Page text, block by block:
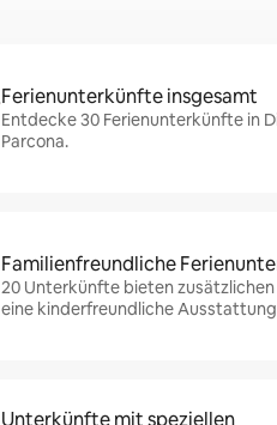
Ferienunterkünfte insgesamt
Entdecke 30 Ferienunterkünfte in
Parcona.
Familienfreundliche
20 Unterkünfte bieten zusätzlichen
eine kinderfreundliche
Unterkünfte mit speziellen